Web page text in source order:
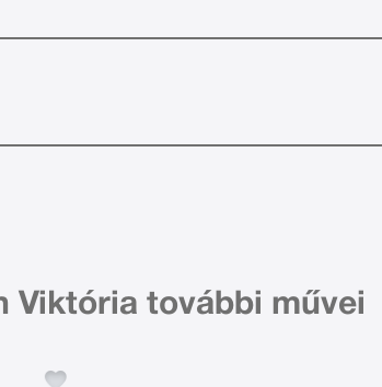
Viktória további művei